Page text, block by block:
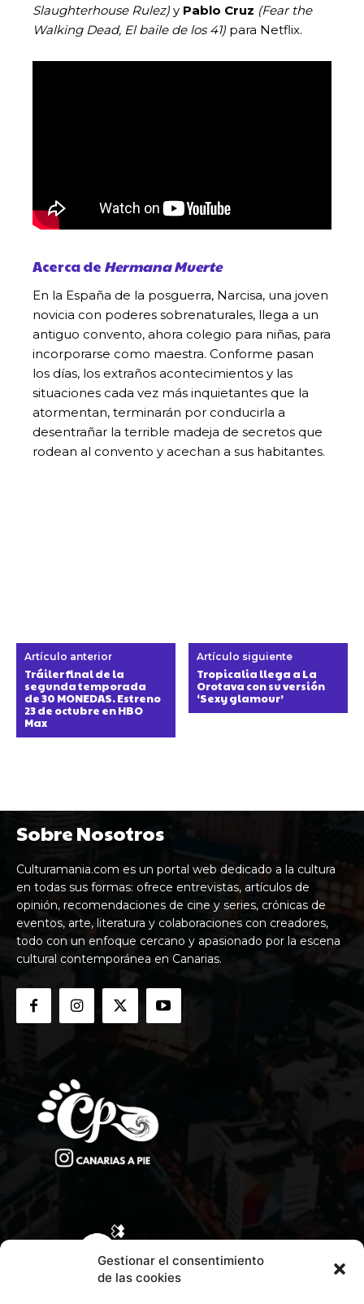
Gestionar el consentimiento
de las cookies
Slaughterhouse Rulez) y Pablo Cruz (Fear the
Walking Dead, El baile de los 41) para Netflix.
Acerca de Hermana Muerte
En la España de la posguerra, Narcisa, una joven
novicia con poderes sobrenaturales, llega a un
antiguo convento, ahora colegio para niñas, para
incorporarse como maestra. Conforme pasan
los días, los extraños acontecimientos y las
situaciones cada vez más inquietantes que la
atormentan, terminarán por conducirla a
desentrañar la terrible madeja de secretos que
rodean al convento y acechan a sus habitantes.
Artículo anterior
Tráiler final de la
segunda temporada
de 30 MONEDAS. Estreno
23 de octubre en HBO
Max
Artículo siguiente
Tropicalia llega a La
Orotava con su versión
‘Sexy glamour’
Sobre Nosotros
Culturamania.com es un portal web dedicado a la cultura
en todas sus formas: ofrece entrevistas, artículos de
opinión, recomendaciones de cine y series, crónicas de
eventos, arte, literatura y colaboraciones con creadores,
todo con un enfoque cercano y apasionado por la escena
cultural contemporánea en Canarias.